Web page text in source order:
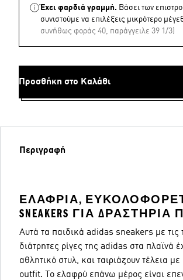
Έχει φαρδιά γραμμή. Βάσει των
συνιστούμε να επιλέξεις μικρότερο
συνήθως φοράς 40, παράγγειλε 39 1/3)
Προσθήκη στο Καλάθι
Περιγραφή
ΕΛΑΦΡΙΆ,
SNEAKERS ΓΙΑ ΔΡΑΣΤΉΡΙΑ
Αυτά τα παιδικά adidas sneakers με τις
διάτρητες ρίγες της adidas στα πλαϊνά
αθλητικό στυλ, και ταιριάζουν τέλεια
outfit. Το ελαφρύ επάνω μέρος είναι